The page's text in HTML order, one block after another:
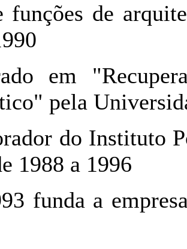
funções de
em
pela
do Instituto
1988 a 1996
funda a